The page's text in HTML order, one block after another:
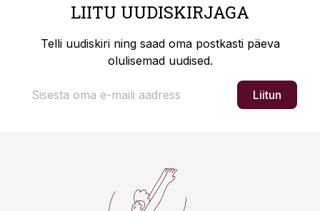
LIITU UUDISKIRJAGA
Telli uudiskiri ning saad oma postkasti päeva
olulisemad uudised.
Liitun